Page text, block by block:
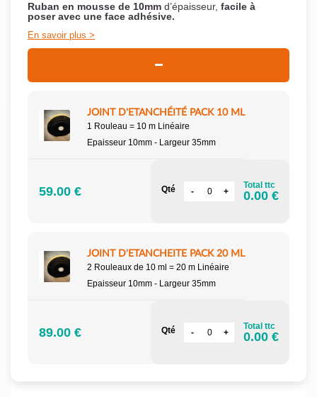
Ruban en mousse de 10mm d’épaisseur, facile à
poser avec une face adhésive.
En savoir plus
JOINT D'ETANCHÉITÉ PACK 10 ML
1 Rouleau = 10 m Linéaire
Epaisseur 10mm - Largeur 35mm
59.00 € Qté Total ttc
0.00 €
JOINT D'ETANCHEITE PACK 20 ML
2 Rouleaux de 10 ml = 20 m Linéaire
Epaisseur 10mm - Largeur 35mm
89.00 € Qté Total ttc
0.00 €